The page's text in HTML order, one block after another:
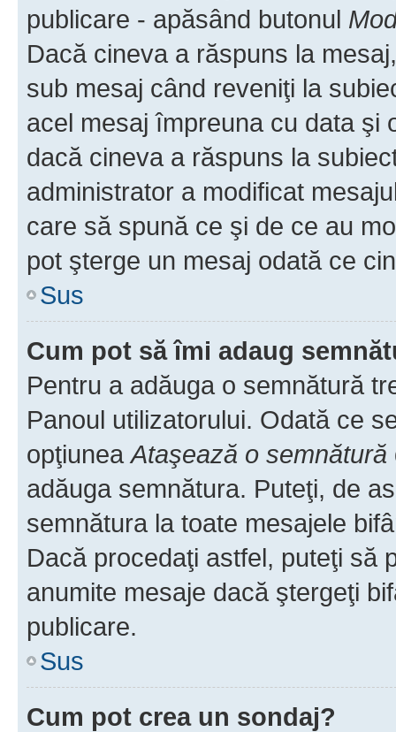
publicare - apăsând butonul
Dacă cineva a răspuns la
sub mesaj când reveniţi la
acel mesaj împreuna cu data şi
dacă cineva a răspuns la
administrator a modificat
care să spună ce şi de ce au
pot şterge un mesaj odată ce
Sus
Cum pot să îmi adaug
Pentru a adăuga o semnătură
Panoul utilizatorului. Odată ce
opţiuneaAtaşează o semnătură
adăuga semnătura. Puteţi, de
semnătura la toate mesajele
Dacă procedaţi astfel, puteţi să
anumite mesaje dacă ştergeţi
publicare.
Sus
Cum pot crea un sondaj?